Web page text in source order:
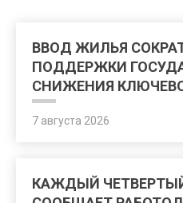
ВВОД ЖИЛЬЯ
ПОДДЕРЖКИ
СНИЖЕНИЯ
7 августа 2026
КАЖДЫЙ